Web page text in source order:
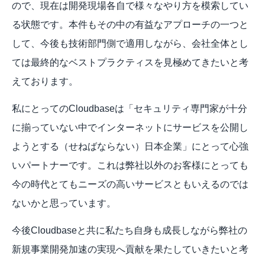
ので、現在は開発現場各自で様々なやり方を模索してい
る状態です。本件もその中の有益なアプローチの一つと
して、今後も技術部門側で適用しながら、会社全体とし
ては最終的なベストプラクティスを見極めてきたいと考
えております。
私にとってのCloudbaseは「セキュリティ専門家が十分
に揃っていない中でインターネットにサービスを公開し
ようとする（せねばならない）日本企業」にとって心強
いパートナーです。これは弊社以外のお客様にとっても
今の時代とてもニーズの高いサービスともいえるのでは
ないかと思っています。
今後Cloudbaseと共に私たち自身も成長しながら弊社の
新規事業開発加速の実現へ貢献を果たしていきたいと考